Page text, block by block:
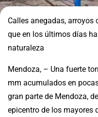
Calles anegadas,
que en los últimos días
naturaleza
Mendoza, – Una fuerte
mm acumulados en
gran parte de Mendoza,
epicentro de los mayores